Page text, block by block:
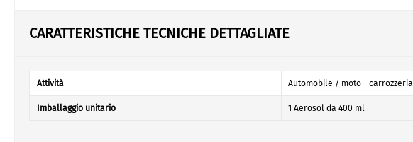
CARATTERISTICHE TECNICHE DETTAGLIATE
Attività Automobile / moto - carrozzeria
Imballaggio unitario 1 Aerosol da 400 ml